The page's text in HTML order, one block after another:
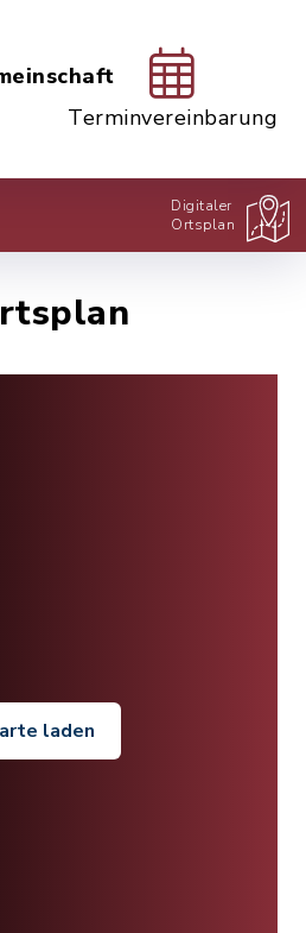
Terminvereinbarung
Digitaler
Ortsplan
laden